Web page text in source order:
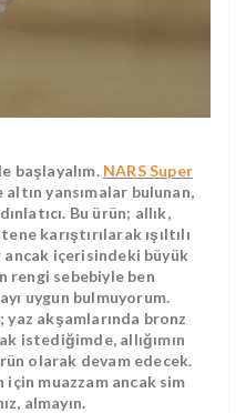
başlayalım. NARS Super
altın yansımalar bulunan,
Bu ürün; allık,
karıştırılarak ışıltılı
içerisindeki büyük
rengi sebebiyle ben
uygun bulmuyorum.
akşamlarında bronz
istediğimde, allığımın
olarak devam edecek.
muazzam ancak sim
almayın.